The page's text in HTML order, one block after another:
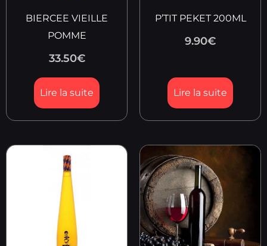
BIERCEE VIEILLE
POMME
33.50€
Lire la suite
P’TIT PEKET 200ML
9.90€
Lire la suite